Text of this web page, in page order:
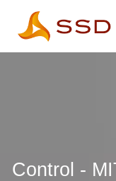
Control -